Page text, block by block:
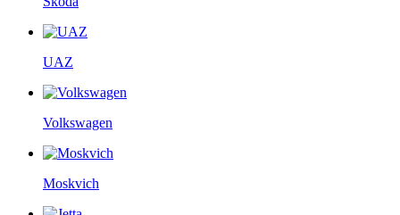
UAZ
Volkswagen
Moskvich